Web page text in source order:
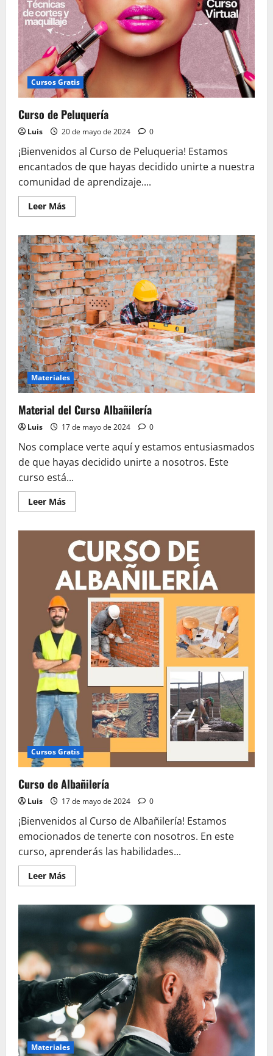
Cursos Gratis
Curso de Peluquería
Luis 20 de mayo de 2024 0
¡Bienvenidos al Curso de Peluqueria! Estamos
encantados de que hayas decidido unirte a nuestra
comunidad de aprendizaje....
Leer MásLeer
más
Curso
de
Peluquería
Materiales
Material del Curso Albañilería
Luis 17 de mayo de 2024 0
Nos complace verte aquí y estamos entusiasmados
de que hayas decidido unirte a nosotros. Este
curso está...
Leer MásLeer
más
del
Curso
Albañilería
Cursos Gratis
Curso de Albañilería
Luis 17 de mayo de 2024 0
¡Bienvenidos al Curso de Albañilería! Estamos
emocionados de tenerte con nosotros. En este
curso, aprenderás las habilidades...
Leer MásLeer
más
Albañilería
Materiales